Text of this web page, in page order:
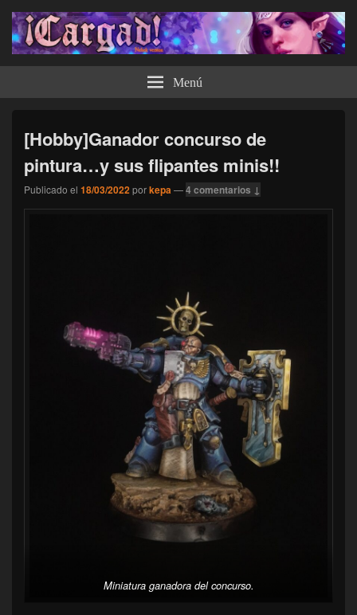
¡Cargad! Menú
[Hobby]Ganador concurso de
pintura…y sus flipantes minis!!
Publicado el 18/03/2022porkepa—4 comentarios ↓
Miniatura ganadora del concurso.